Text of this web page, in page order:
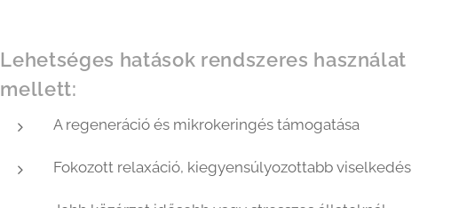
Lehetséges hatások rendszeres használat
mellett:
A regeneráció és mikrokeringés támogatása
Fokozott relaxáció, kiegyensúlyozottabb viselkedés